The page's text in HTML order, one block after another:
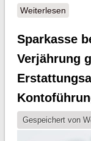
Weiterlesenüber
Sparkasse
Verjährung
Gespeichert von